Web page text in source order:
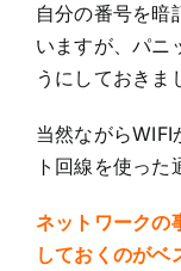
自分の番号を暗
いますが、パニ
うにしておきま
当然ながらWIFI
ト回線を使った
ネットワークの
しておくのがベ